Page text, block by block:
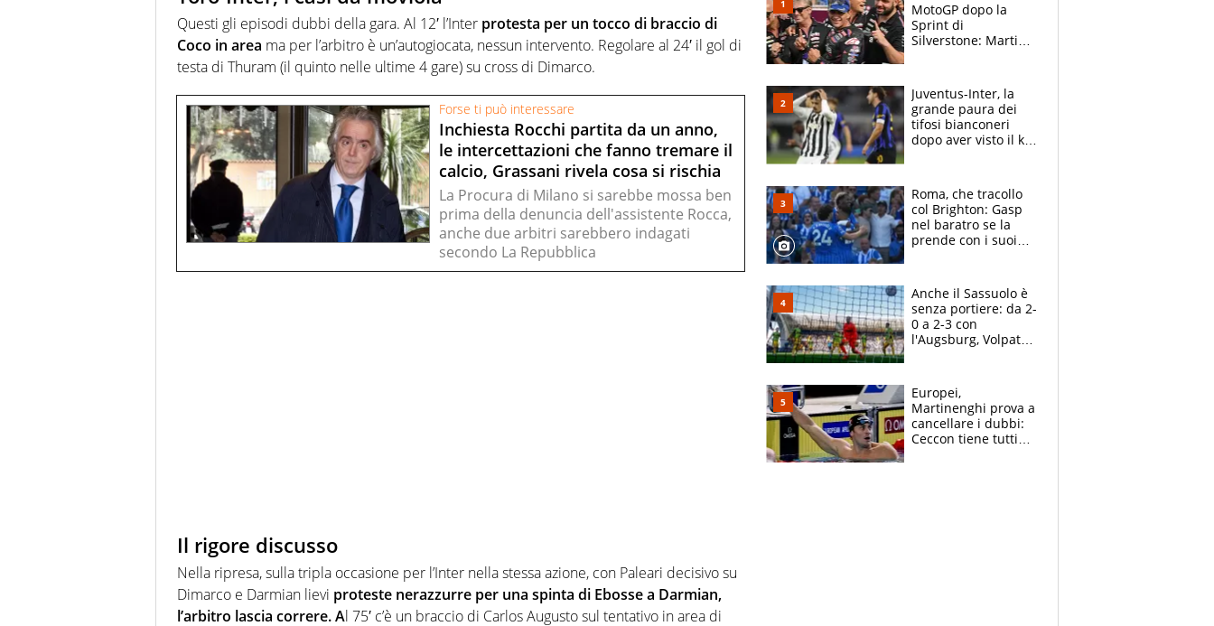
Questi gli episodi dubbi della gara. Al 12′ l’Inter protesta per un tocco di braccio di
Coco in area ma per l’arbitro è un’autogiocata, nessun intervento. Regolare al 24′ il gol di
testa di Thuram (il quinto nelle ultime 4 gare) su cross di Dimarco.
Forse ti può interessare
Inchiesta Rocchi partita da un anno,
le intercettazioni che fanno tremare il
calcio, Grassani rivela cosa si rischia
La Procura di Milano si sarebbe mossa ben
prima della denuncia dell'assistente Rocca,
anche due arbitri sarebbero indagati
secondo La Repubblica
Il rigore discusso
Nella ripresa, sulla tripla occasione per l’Inter nella stessa azione, con Paleari decisivo su
Dimarco e Darmian lievi proteste nerazzurre per una spinta di Ebosse a Darmian,
l’arbitro lascia correre. Al 75′ c’è un braccio di Carlos Augusto sul tentativo in area di
MotoGP dopo la
Sprint di
Silverstone: Martin
Marquez
Juventus-Inter, la
grande paura dei
tifosi bianconeri
dopo aver visto il ko
Roma, che tracollo
col Brighton: Gasp
nel baratro se la
prende con i suoi
Anche il Sassuolo è
senza portiere: da 2-
0 a 2-3 con
l'Augsburg, Volpato
Europei,
Martinenghi prova a
cancellare i dubbi:
Ceccon tiene tutti